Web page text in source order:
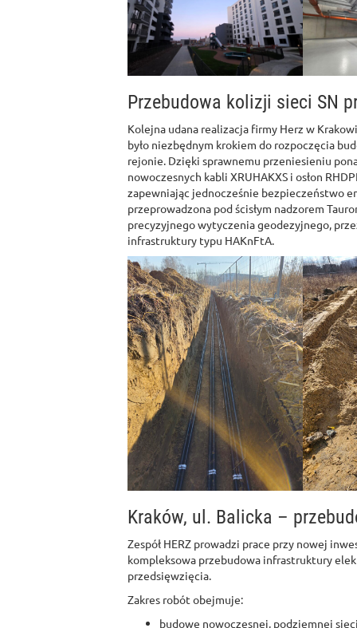
Przebudowa kolizji sieci SN
Kolejna udana realizacja firmy Herz w
było niezbędnym krokiem do rozpoczęcia
rejonie. Dzięki sprawnemu przeniesieniu
nowoczesnych kabli XRUHAKXS i osłon
zapewniając jednocześnie bezpieczeństwo
przeprowadzona pod ścisłym nadzorem
precyzyjnego wytyczenia geodezyjnego,
infrastruktury typu HAKnFtA.
Kraków, ul. Balicka –
Zespół HERZ prowadzi prace przy nowej
kompleksowa przebudowa infrastruktury
przedsięwzięcia.
Zakres robót obejmuje:
budowę nowoczesnej, podziemnej